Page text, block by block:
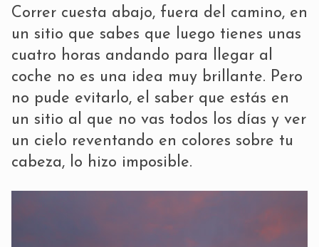
Correr cuesta abajo, fuera del camino, en
un sitio que sabes que luego tienes unas
cuatro horas andando para llegar al
coche no es una idea muy brillante. Pero
no pude evitarlo, el saber que estás en
un sitio al que no vas todos los días y ver
un cielo reventando en colores sobre tu
cabeza, lo hizo imposible.